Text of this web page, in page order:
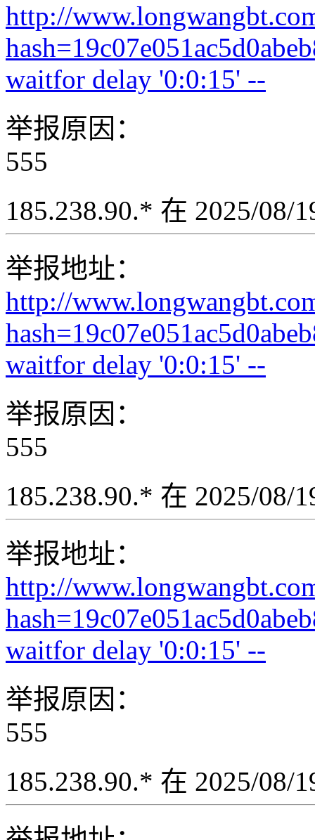
http://
waitfor delay '0:0:15' --
举报原因：
555
185.238.90.* 在 2025/08/
举报地址：
http://
waitfor delay '0:0:15' --
举报原因：
555
185.238.90.* 在 2025/08/
举报地址：
http://
waitfor delay '0:0:15' --
举报原因：
555
185.238.90.* 在 2025/08/